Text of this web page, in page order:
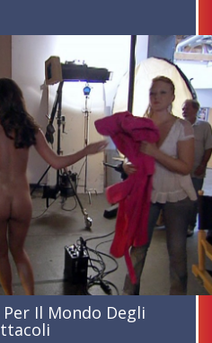
Per Il Mondo Degli